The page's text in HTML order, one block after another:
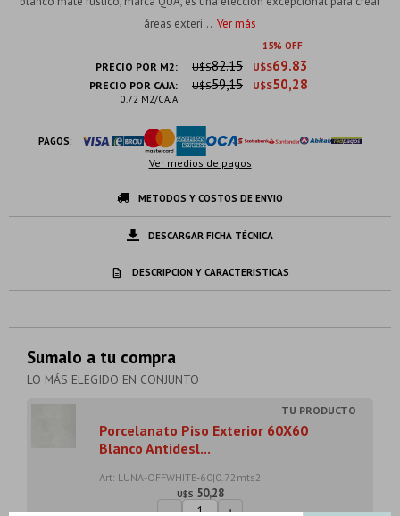
áreas exteri... Ver más
15
PRECIO POR M2: U$S69.83
U$S82.15
PRECIO POR CAJA:
0.72 M2/CAJA
U$S50,28
U$S59,15
PAGOS:
Ver medios de pagos
METODOS Y COSTOS DE ENVIO
DESCARGAR FICHA TÉCNICA
DESCRIPCION Y CARACTERISTICAS
Sumalo a tu compra
LO MÁS ELEGIDO EN CONJUNTO
Porcelanato Piso Exterior 60X60
Blanco Antidesl...
Art: LUNA-OFFWHITE-60|0.72mts2
U$S 50,28
- +